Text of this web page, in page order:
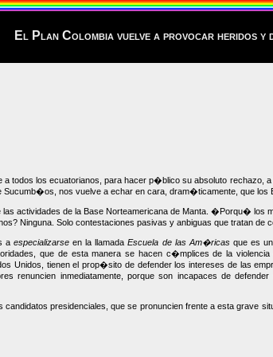
El Plan Colombia vuelve a provocar heridos
a todos los ecuatorianos, para hacer p�blico su absoluto
nos vuelve a echar en cara, dram�ticamente, que
actividades de la Base Norteamericana de Manta. �Porqu� los
Ninguna. Solo contestaciones pasivas y anbiguas que tratan de
aespecializarse en la llamadaEscuela de las Am�ricasque es un
que de esta manera se hacen c�mplices de la
Unidos, tienen el prop�sito de defender los intereses de las
renuncien inmediatamente, porque son incapaces de
candidatos presidenciales, que se pronuncien frente a esta